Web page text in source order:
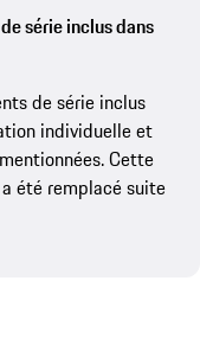
série inclus dans
de série inclus
individuelle et
Cette
été remplacé suite